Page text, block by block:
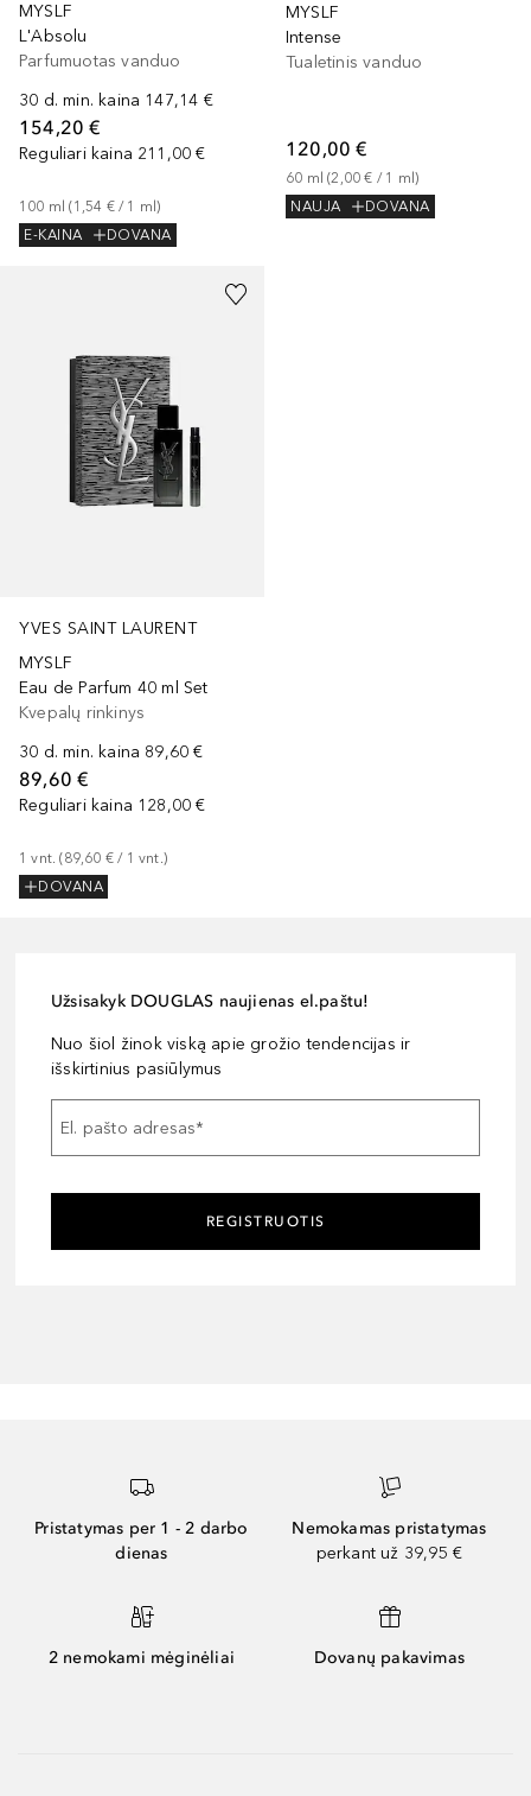
MYSLF
L'Absolu
Parfumuotas vanduo
30 d. min. kaina 147,14 €
154,20 €
Reguliari kaina 211,00 €
100 ml (1,54 € / 1 ml)
E-KAINA
DOVANA
MYSLF
Intense
Tualetinis vanduo
120,00 €
60 ml (2,00 € / 1 ml)
NAUJA
DOVANA
YVES SAINT LAURENT
MYSLF
Eau de Parfum 40 ml Set
Kvepalų rinkinys
30 d. min. kaina 89,60 €
89,60 €
Reguliari kaina 128,00 €
1 vnt. (89,60 € / 1 vnt.)
DOVANA
Užsisakyk DOUGLAS naujienas el.paštu!
Nuo šiol žinok viską apie grožio tendencijas ir
išskirtinius pasiūlymus
El. pašto adresas*
REGISTRUOTIS
Pristatymas per 1 - 2 darbo
dienas
Nemokamas pristatymas
perkant už 39,95 €
2 nemokami mėginėliai Dovanų pakavimas